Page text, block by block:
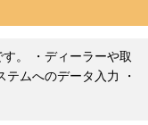
。 ・ディーラーや取
ムへのデータ入力 ・